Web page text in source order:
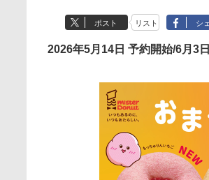
ポスト リスト シ
2026年5月14日 予約開始/6月3